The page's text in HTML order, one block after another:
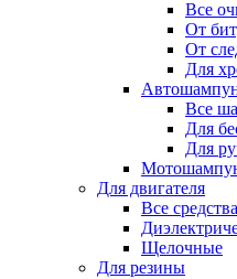
Все
От
От
Для
Все
Для
Для
Для двигателя
Все
Щелочные
Для резины